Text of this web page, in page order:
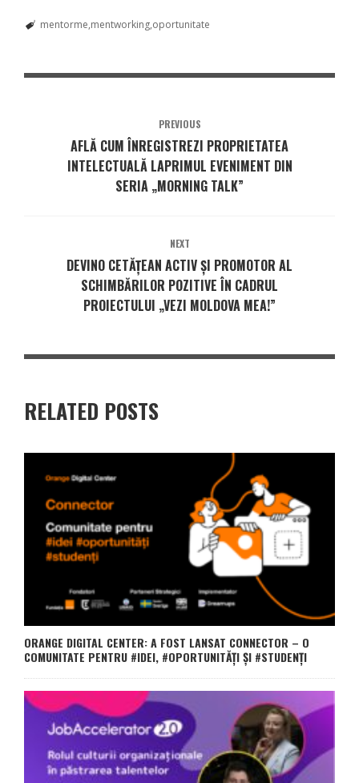
mentorme mentworking oportunitate
PREVIOUS
AFLĂ CUM ÎNREGISTREZI PROPRIETATEA
INTELECTUALĂ LAPRIMUL EVENIMENT DIN
SERIA „MORNING TALK”
NEXT
DEVINO CETĂȚEAN ACTIV ȘI PROMOTOR AL
SCHIMBĂRILOR POZITIVE ÎN CADRUL
PROIECTULUI „VEZI MOLDOVA MEA!”
RELATED POSTS
ORANGE DIGITAL CENTER: A FOST LANSAT CONNECTOR – O
COMUNITATE PENTRU #IDEI, #OPORTUNITĂȚI ȘI #STUDENȚI